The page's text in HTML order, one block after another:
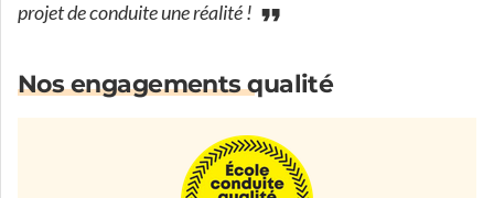
projet de conduite une réalité !
Nos engagements qualité